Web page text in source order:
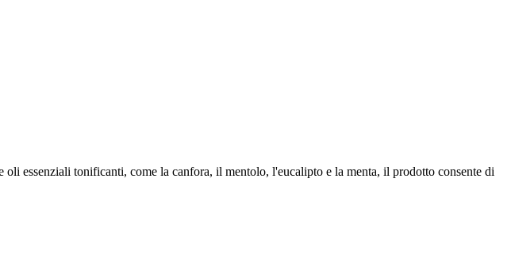
essenziali tonificanti, come la canfora, il mentolo, l'eucalipto e la menta, il prodotto consente di